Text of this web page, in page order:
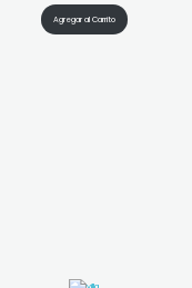
Agregar al Carrito